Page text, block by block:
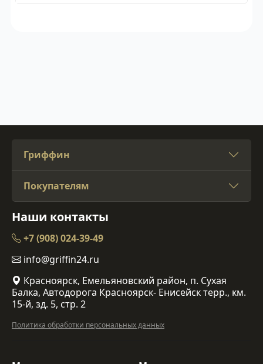
Гриффин
Покупателям
Наши контакты
+7 (908) 024-39-49
info@griffin24.ru
Красноярск, Емельяновский район, п. Сухая
Балка, Автодорога Красноярск- Енисейск терр., км.
15-й, зд. 5, стр. 2
Политика обработки персональных данных